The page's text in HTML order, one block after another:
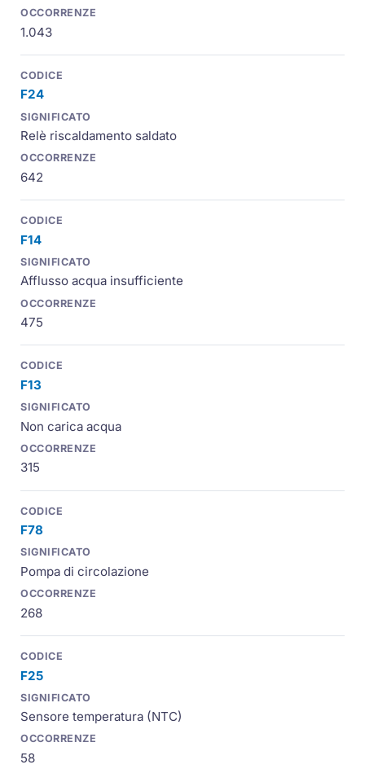
1.043
F24
Relè riscaldamento saldato
642
F14
Afflusso acqua insufficiente
475
F13
Non carica acqua
315
F78
Pompa di circolazione
268
F25
Sensore temperatura (NTC)
58